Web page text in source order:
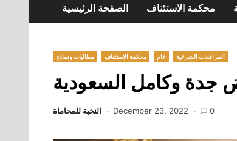
الصفحة الرئيسية محكمة الاستئناف
المرافعات الشرعية عام محكمة الاستئناف مطالبات ونماذج
جدة وكامل السعودية
النخبة للمحاماة December 23, 2022 0